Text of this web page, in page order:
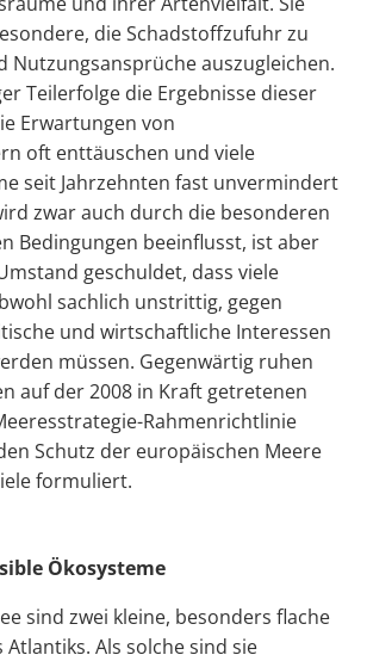
die Schadstoffzufuhr zu
Nutzungsansprüche auszugleichen.
Teilerfolge die Ergebnisse dieser
Erwartungen von
oft enttäuschen und viele
seit Jahrzehnten fast unvermindert
zwar auch durch die besonderen
Bedingungen beeinflusst, ist aber
geschuldet, dass viele
sachlich unstrittig, gegen
und wirtschaftliche Interessen
müssen. Gegenwärtig ruhen
auf der 2008 in Kraft getretenen
Rahmenrichtlinie
Schutz der europäischen Meere
formuliert.
Ökosysteme
sind zwei kleine, besonders flache
Atlantiks. Als solche sind sie